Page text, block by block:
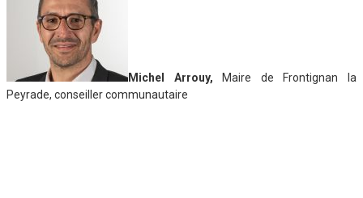
Michel Arrouy,
Maire de Frontignan la
Peyrade, conseiller communautaire